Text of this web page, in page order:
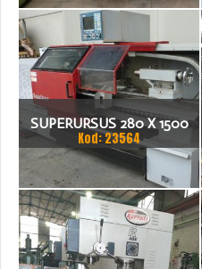
SUPERURSUS 280 X 1500
TOKARKA
Kod: 23564